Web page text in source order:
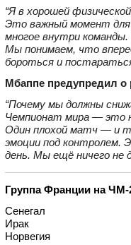
“Я в хорошей
Это важный момент для
многое внутри
Мы понимаем, что
бороться и
Мбаппе предупредил о
“Почему мы должны
Чемпионат мира — это
Один плохой матч — и
эмоции под контролем.
день. Мы ещё ничего не
Группа Франции на
Сенегал
Ирак
Норвегия